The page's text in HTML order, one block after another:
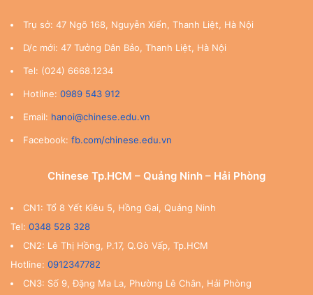
Trụ sở: 47 Ngõ 168, Nguyễn Xiển, Thanh Liệt, Hà Nội
D/c mới: 47 Tưởng Dân Bảo, Thanh Liệt, Hà Nội
Tel: (024) 6668.1234
Hotline: 0989 543 912
Email: hanoi@chinese.edu.vn
Facebook: fb.com/chinese.edu.vn
Chinese Tp.HCM – Quảng Ninh – Hải Phòng
CN1: Tổ 8 Yết Kiêu 5, Hồng Gai, Quảng Ninh
Tel: 0348 528 328
CN2: Lê Thị Hồng, P.17, Q.Gò Vấp, Tp.HCM
Hotline: 0912347782
CN3: Số 9, Đặng Ma La, Phường Lê Chân, Hải Phòng